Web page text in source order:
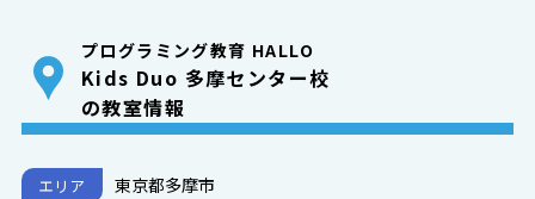
プログラミング教育 HALLO
Kids Duo 多摩センター校
の教室情報
エリア 東京都多摩市